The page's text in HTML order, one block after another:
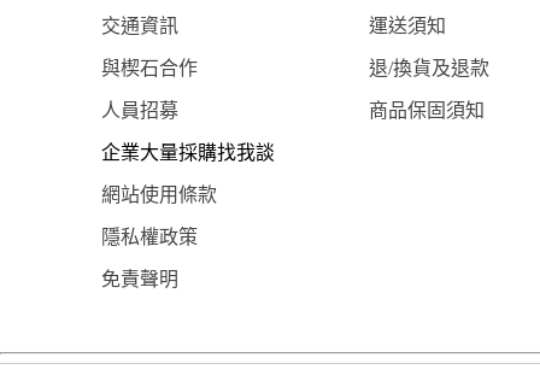
交通資訊 運送須知
與楔石合作 退/換貨及退款
人員招募 商品保固須知
企業大量採購找我談
網站使用條款
隱私權政策
免責聲明